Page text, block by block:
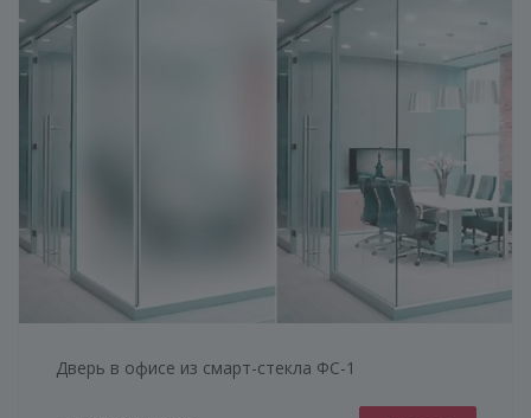
Дверь в офисе из смарт-стекла ФС-1